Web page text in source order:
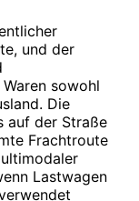
und der
sowohl
Die
auf der Straße
Frachtroute
Lastwagen